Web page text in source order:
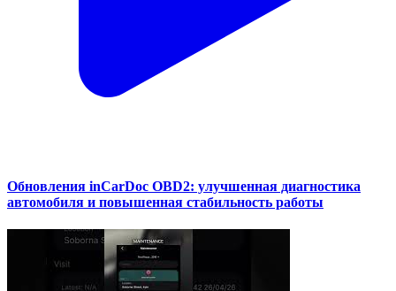
Обновления inCarDoc OBD2: улучшенная диагностика
автомобиля и повышенная стабильность работы